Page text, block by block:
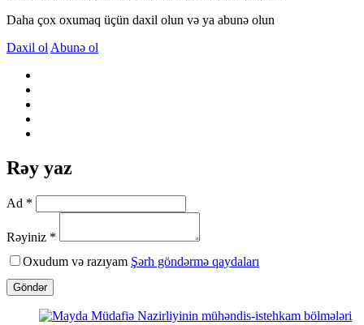
Daha çox oxumaq üçün daxil olun və ya abunə olun
Daxil ol Abunə ol
Rəy yaz
Ad *
Rəyiniz *
Oxudum və razıyam Şərh göndərmə qaydaları
Göndər